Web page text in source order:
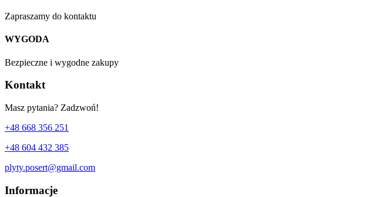
Zapraszamy do kontaktu
WYGODA
Bezpieczne i wygodne zakupy
Kontakt
Masz pytania? Zadzwoń!
+48 668 356 251
+48 604 432 385
plyty.posert@gmail.com
Informacje